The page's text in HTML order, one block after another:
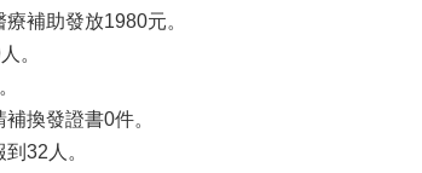
補助發放1980元。
。
換發證書0件。
32人。